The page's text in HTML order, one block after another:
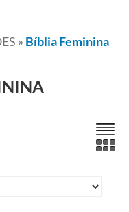
» Bíblia Feminina